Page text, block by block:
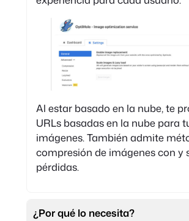
Al estar basado en la nube, te
URLs basadas en la nube para
imágenes. También admite
compresión de imágenes con y
pérdidas.
¿Por qué lo necesita?